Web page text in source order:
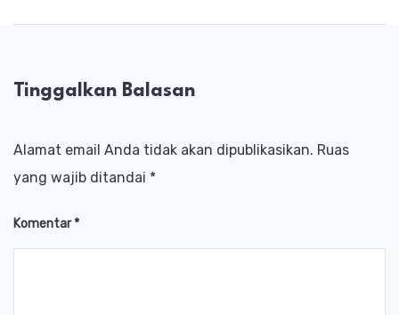
Tinggalkan Balasan
Alamat email Anda tidak akan dipublikasikan. Ruas
yang wajib ditandai *
Komentar*